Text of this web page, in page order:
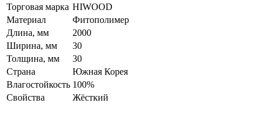
Торговая марка HIWOOD
Материал
Фитополимер
Длина, мм
2000
Ширина, мм
30
Толщина, мм
30
Страна
Южная Корея
Влагостойкость 100%
Свойства
Жёсткий